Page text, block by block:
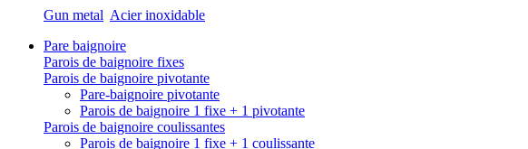
Gun metal Acier inoxidable
Pare baignoire
Parois de baignoire fixes
Parois de baignoire pivotante
Pare-baignoire pivotante
Parois de baignoire 1 fixe + 1 pivotante
Parois de baignoire coulissantes
Parois de baignoire 1 fixe + 1 coulissante